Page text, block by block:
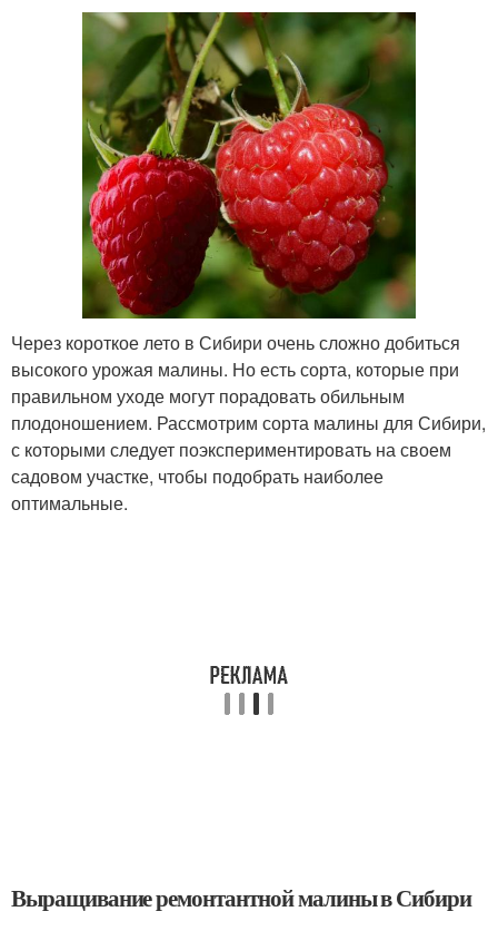
Через короткое лето в Сибири очень сложно добиться
высокого урожая малины. Но есть сорта, которые при
правильном уходе могут порадовать обильным
плодоношением. Рассмотрим сорта малины для Сибири,
с которыми следует поэкспериментировать на своем
садовом участке, чтобы подобрать наиболее
оптимальные.
Выращивание ремонтантной малины в Сибири